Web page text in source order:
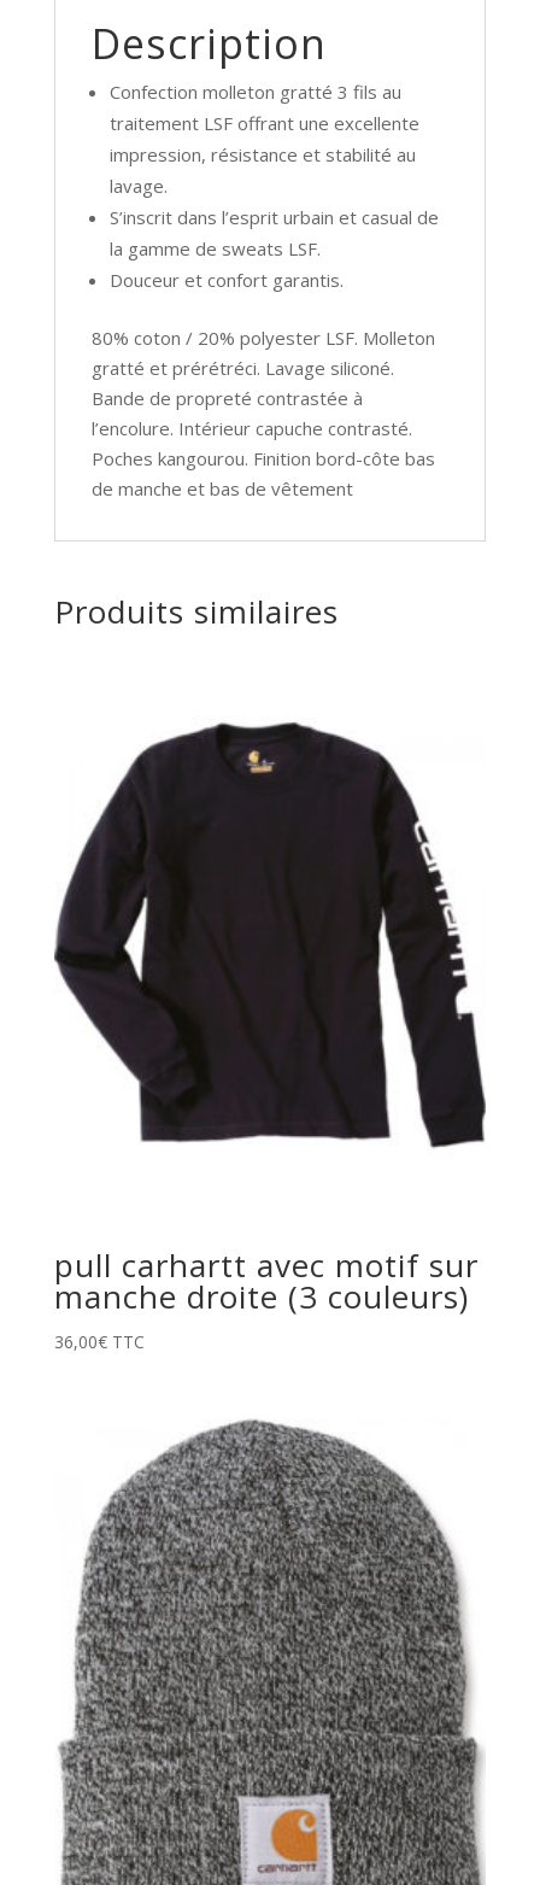
Description
Confection molleton gratté 3 fils au
traitement LSF offrant une excellente
impression, résistance et stabilité au
lavage.
S’inscrit dans l’esprit urbain et casual de
la gamme de sweats LSF.
Douceur et confort garantis.
80% coton / 20% polyester LSF. Molleton
gratté et prérétréci. Lavage siliconé.
Bande de propreté contrastée à
l’encolure. Intérieur capuche contrasté.
Poches kangourou. Finition bord-côte bas
de manche et bas de vêtement
Produits similaires
pull carhartt avec motif sur
manche droite (3 couleurs)
36,00€ TTC